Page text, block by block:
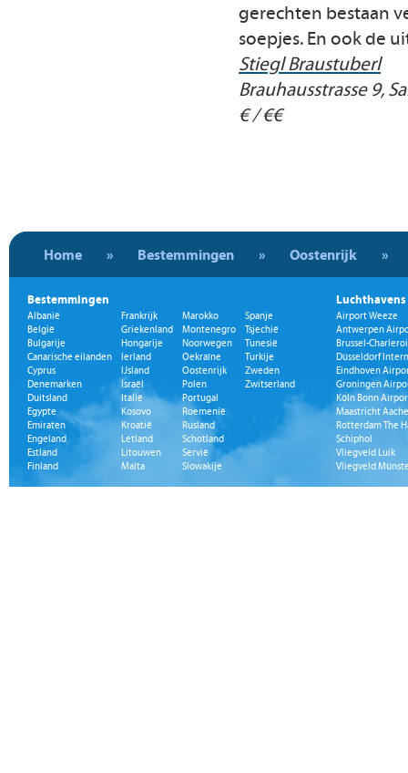
gerechten bestaan
soepjes. En ook de
Stiegl Braustuberl
Brauhausstrasse 9,
€ / €€
Home » Bestemmingen » Oostenrijk »
Bestemmingen
Albanië
België
Bulgarije
Canarische eilanden
Cyprus
Denemarken
Duitsland
Egypte
Emiraten
Engeland
Estland
Finland
Frankrijk
Griekenland
Hongarije
Ierland
IJsland
Israël
Italië
Kosovo
Kroatië
Letland
Litouwen
Malta
Marokko
Montenegro
Noorwegen
Oekraïne
Oostenrijk
Polen
Portugal
Roemenië
Rusland
Schotland
Servië
Slowakije
Spanje
Tsjechië
Tunesië
Turkije
Zweden
Zwitserland
Luchthavens
Airport Weeze
Antwerpen
Brussel-
Düsseldorf
Eindhoven
Groningen
Köln Bonn
Maastricht
Rotterdam The
Schiphol
Vliegveld Luik
Vliegveld